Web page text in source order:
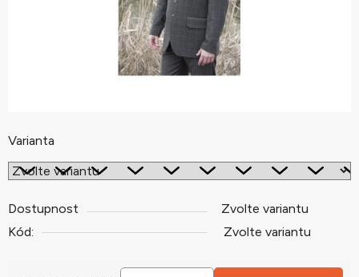
Varianta
Dostupnost
Zvolte variantu
Kód:
Zvolte variantu